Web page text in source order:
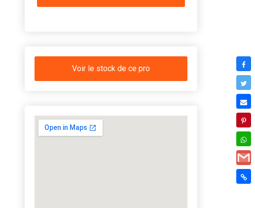
Voir le stock de ce pro